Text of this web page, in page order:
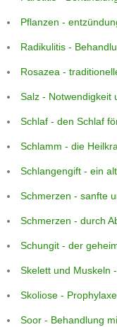
Pflanzen -
Radikulitis -
Rosazea -
Salz - Notwendigkeit
Schlaf - den Schlaf
Schlamm - die
Schlangengift - ein
Schmerzen - sanfte
Schmerzen - durch
Schungit - der
Skelett und Muskeln
Skoliose -
Soor - Behandlung